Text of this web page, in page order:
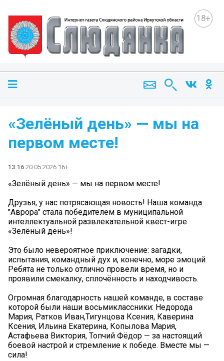
18+
«Зелёный день» — мы на
первом месте!
13:16 20.05.2026 16+
«Зелёный день» — мы на первом месте!
Друзья, у нас потрясающая новость! Наша команда
"Аврора" стала победителем в муниципальной
интеллектуальной развлекательной квест-игре
«Зелёный день»!
Это было невероятное приключение: загадки,
испытания, командный дух и, конечно, море эмоций.
Ребята не только отлично провели время, но и
проявили смекалку, сплочённость и находчивость.
Огромная благодарность нашей команде, в составе
которой были наши восьмиклассники: Недорода
Мария, Ратков Иван,Тигунцова Ксения, Каверина
Ксения, Ильина Екатерина, Копылова Мария,
Астафьева Виктория, Топчий Фёдор — за настоящий
боевой настрой и стремление к победе. Вместе мы —
сила!